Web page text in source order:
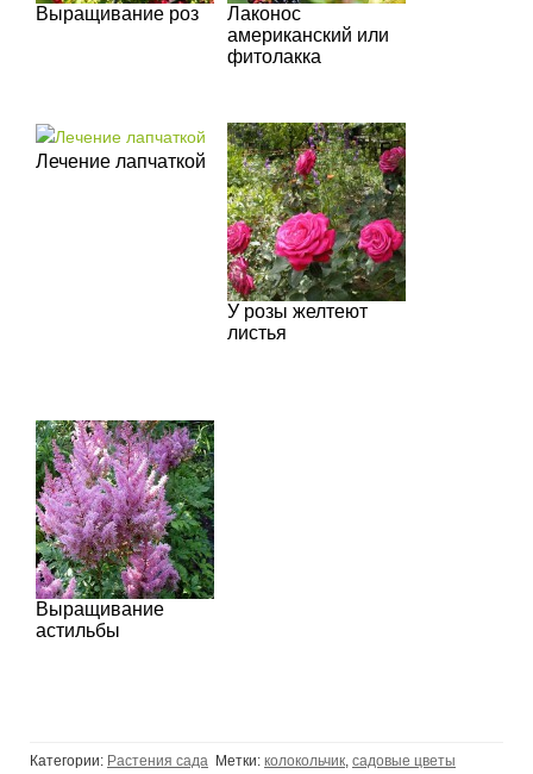
Выращивание роз
Лаконос
американский или
фитолакка
Лечение лапчаткой
У розы желтеют
листья
Выращивание
астильбы
Категории: Растения сада Метки: колокольчик, садовые цветы